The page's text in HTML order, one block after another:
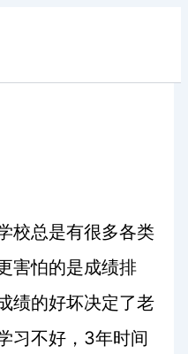
校总是有很多各类
害怕的是成绩排
绩的好坏决定了老
习不好， 3年时间